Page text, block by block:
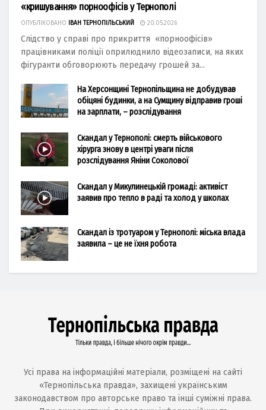
«кришування» порноофісів у Тернополі
ОПУБЛІКОВАНО ІВАН ТЕРНОПІЛЬСЬКИЙ 20.05.2026
Слідство у справі про прикриття «порноофісів»
працівниками поліції оприлюднило відеозаписи, на яких
фігуранти обговорюють передачу грошей за...
На Херсонщині Тернопільщина не добудував
обіцяні будинки, а на Сумщину відправив гроші
на зарплати, – розслідування
Скандал у Тернополі: смерть військового
хірурга знову в центрі уваги після
розслідування Яніни Соколової
Скандал у Микулинецькій громаді: активіст
заявив про тепло в раді та холод у школах
Скандал із тротуаром у Тернополі: міська влада
заявила – це не їхня робота
Усі права на інформаційні матеріали, розміщені на сайті
«Тернопільська правда», захищені українським
законодавством про авторське право та інші суміжні права.